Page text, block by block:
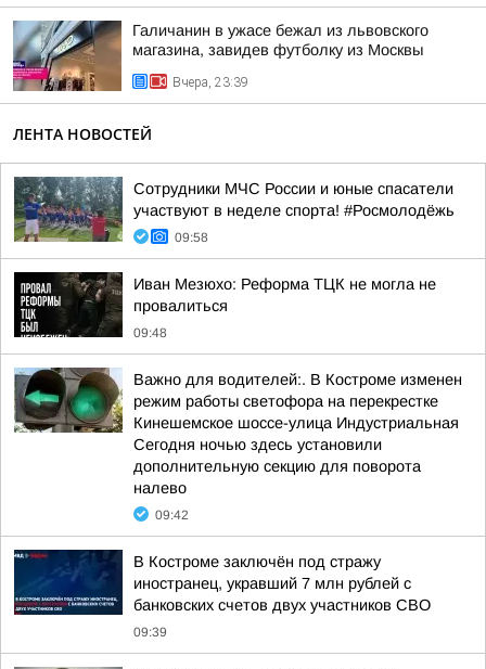
Галичанин в ужасе бежал из львовского
магазина, завидев футболку из Москвы
Вчера, 23:39
ЛЕНТА НОВОСТЕЙ
Сотрудники МЧС России и юные спасатели
участвуют в неделе спорта! #Росмолодёжь
09:58
Иван Мезюхо: Реформа ТЦК не могла не
провалиться
09:48
Важно для водителей:. В Костроме изменен
режим работы светофора на перекрестке
Кинешемское шоссе-улица Индустриальная
Сегодня ночью здесь установили
дополнительную секцию для поворота
налево
09:42
В Костроме заключён под стражу
иностранец, укравший 7 млн рублей с
банковских счетов двух участников СВО
09:39